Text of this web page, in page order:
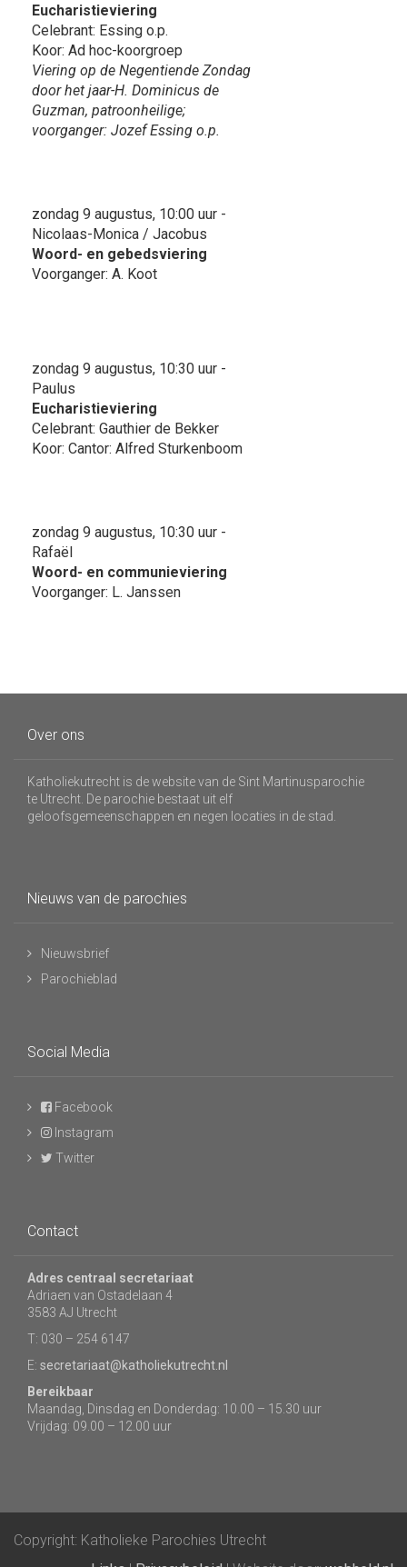
Eucharistieviering
Celebrant: Essing o.p.
Koor: Ad hoc-koorgroep
Viering op de Negentiende Zondag
door het jaar-H. Dominicus de
Guzman, patroonheilige;
voorganger: Jozef Essing o.p.
zondag 9 augustus, 10:00 uur -
Nicolaas-Monica / Jacobus
Woord- en gebedsviering
Voorganger: A. Koot
zondag 9 augustus, 10:30 uur -
Paulus
Eucharistieviering
Celebrant: Gauthier de Bekker
Koor: Cantor: Alfred Sturkenboom
zondag 9 augustus, 10:30 uur -
Rafaël
Woord- en communieviering
Voorganger: L. Janssen
Over ons
Katholiekutrecht is de website van de Sint Martinusparochie
te Utrecht. De parochie bestaat uit elf
geloofsgemeenschappen en negen locaties in de stad.
Nieuws van de parochies
Nieuwsbrief
Parochieblad
Social Media
Facebook
Instagram
Twitter
Contact
Adres centraal secretariaat
Adriaen van Ostadelaan 4
3583 AJ Utrecht
T: 030 – 254 6147
E: secretariaat@katholiekutrecht.nl
Bereikbaar
Maandag, Dinsdag en Donderdag: 10.00 – 15.30 uur
Vrijdag: 09.00 – 12.00 uur
Copyright: Katholieke Parochies Utrecht